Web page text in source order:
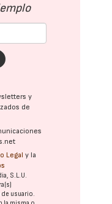
y
de
Legal y la
S.L.U.
usuario.